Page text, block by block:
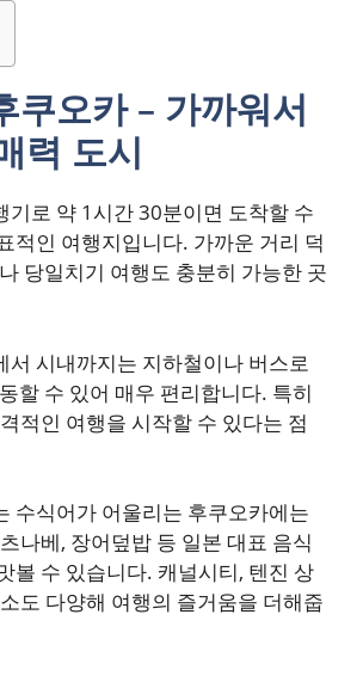
쿠오카 – 가까워서
력 도시
기로 약 1시간 30분이면 도착할 수
적인 여행지입니다. 가까운 거리 덕
당일치기 여행도 충분히 가능한 곳
서 시내까지는 지하철이나 버스로
할 수 있어 매우 편리합니다. 특히
적인 여행을 시작할 수 있다는 점
수식어가 어울리는 후쿠오카에는
나베, 장어덮밥 등 일본 대표 음식
볼 수 있습니다. 캐널시티, 텐진 상
도 다양해 여행의 즐거움을 더해줍